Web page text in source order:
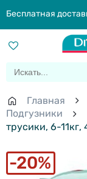
Бесплатная
Главная
Подгузники
трусики, 6-11кг,
20%